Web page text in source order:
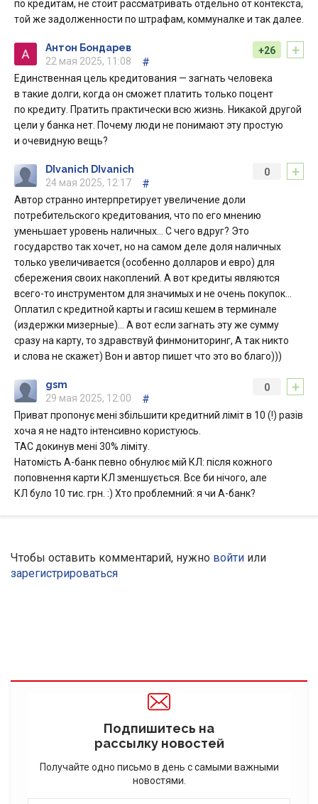
по кредитам, не стоит рассматривать отдельно от контекста,
той же задолженности по штрафам, коммуналке и так далее.
+
+26
Антон Бондарев
22 мая 2025, 11:08
#
Единственная цель кредитования — загнать человека
в такие долги, когда он сможет платить только поцент
по кредиту. Пратить практически всю жизнь. Никакой другой
цели у банка нет. Почему люди не понимают эту простую
и очевидную вещь?
+
0
DIvanich DIvanich
24 мая 2025, 12:17
#
Автор странно интерпретирует увеличение доли
потребительского кредитования, что по его мнению
уменьшает уровень наличных… С чего вдруг? Это
государство так хочет, но на самом деле доля наличных
только увеличивается (особенно долларов и евро) для
сбережения своих накоплений. А вот кредиты являются
всего-то инструментом для значимых и не очень покупок…
Оплатил с кредитной карты и гасиш кешем в терминале
(издержки мизерные)… А вот если загнать эту же сумму
сразу на карту, то здравствуй финмониторинг, А так никто
и слова не скажет) Вон и автор пишет что это во благо)))
+
0
gsm
29 мая 2025, 12:00
#
Приват пропонує мені збільшити кредитний ліміт в 10 (!) разів
хоча я не надто інтенсивно користуюсь.
ТАС докинув мені 30% ліміту.
Натомість А-банк певно обнулює мій КЛ: після кожного
поповнення карти КЛ зменшується. Все би нічого, але
КЛ було 10 тис. грн. :) Хто проблемний: я чи А-банк?
Чтобы оставить комментарий, нужно войти или
зарегистрироваться
Подпишитесь на
рассылку новостей
Получайте одно письмо в день с самыми важными
новостями.